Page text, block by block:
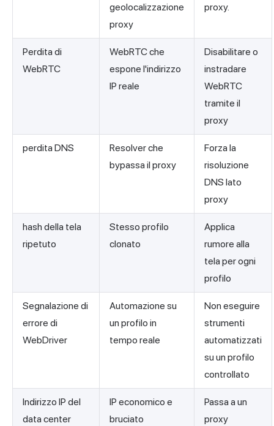
geolocalizzazione
proxy
proxy.
Perdita di
WebRTC
WebRTC che
espone l'indirizzo
IP reale
Disabilitare o
instradare
WebRTC
tramite il
proxy
perdita DNS
Resolver che
bypassa il proxy
Forza la
risoluzione
DNS lato
proxy
hash della tela
ripetuto
Stesso profilo
clonato
Applica
rumore alla
tela per ogni
profilo
Segnalazione di
errore di
WebDriver
Automazione su
un profilo in
tempo reale
Non eseguire
strumenti
automatizzati
su un profilo
controllato
Indirizzo IP del
data center
IP economico e
bruciato
Passa a un
proxy